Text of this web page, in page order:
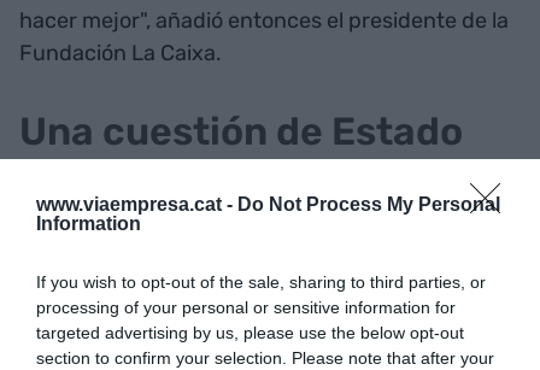
www.viaempresa.cat - Do Not Process My Personal
Information
If you wish to opt-out of the sale, sharing to third parties, or
processing of your personal or sensitive information for
targeted advertising by us, please use the below opt-out
section to confirm your selection. Please note that after your
hacer mejor", añadió entonces el presidente de la
Fundación La Caixa.
Una cuestión de Estado
cuestión de Estado
, tal como explicaba mi
publicada el pasado 1 de octubre. La voluntad del
Gobierno es "hacer limpieza" y tener un sistema
financiero saneado con bancos más grandes y